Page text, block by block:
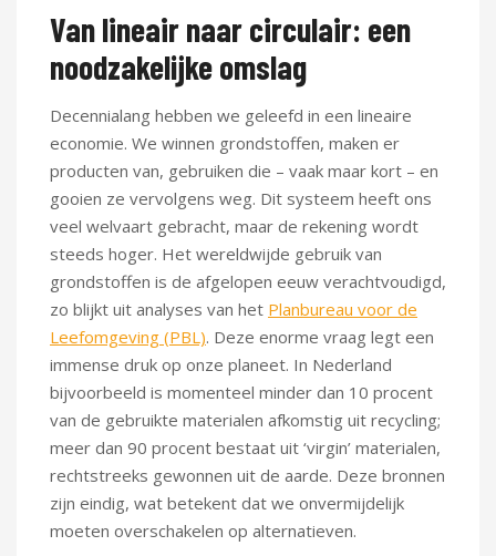
Van lineair naar circulair: een
noodzakelijke omslag
Decennialang hebben we geleefd in een lineaire
economie. We winnen grondstoffen, maken er
producten van, gebruiken die – vaak maar kort – en
gooien ze vervolgens weg. Dit systeem heeft ons
veel welvaart gebracht, maar de rekening wordt
steeds hoger. Het wereldwijde gebruik van
grondstoffen is de afgelopen eeuw verachtvoudigd,
zo blijkt uit analyses van het Planbureau voor de
Leefomgeving (PBL). Deze enorme vraag legt een
immense druk op onze planeet. In Nederland
bijvoorbeeld is momenteel minder dan 10 procent
van de gebruikte materialen afkomstig uit recycling;
meer dan 90 procent bestaat uit ‘virgin’ materialen,
rechtstreeks gewonnen uit de aarde. Deze bronnen
zijn eindig, wat betekent dat we onvermijdelijk
moeten overschakelen op alternatieven.